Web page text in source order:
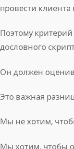
провести
Поэтому
дословного
Он должен
Это важная
Мы не хотим,
Мы хотим, чтобы